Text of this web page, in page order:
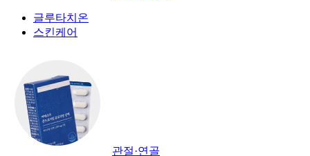
글루타치온
스킨케어
관절·연골